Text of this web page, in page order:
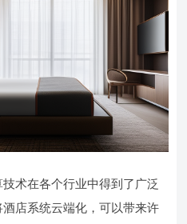
术在各个行业中得到了广泛
店系统云端化，可以带来许